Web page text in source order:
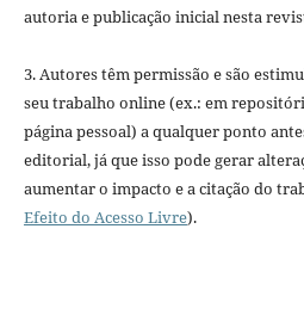
autoria e publicação inicial nesta
3. Autores têm permissão e são
seu trabalho online (ex.: em
página pessoal) a qualquer ponto
editorial, já que isso pode gerar
aumentar o impacto e a citação do
Efeito do Acesso Livre).